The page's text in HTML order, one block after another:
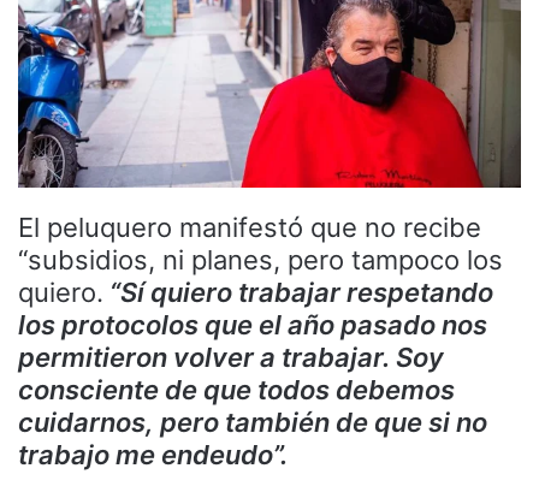
El peluquero manifestó que no recibe
“subsidios, ni planes, pero tampoco los
quiero. “Sí quiero trabajar respetando
los protocolos que el año pasado nos
permitieron volver a trabajar. Soy
consciente de que todos debemos
cuidarnos, pero también de que si no
trabajo me endeudo”.